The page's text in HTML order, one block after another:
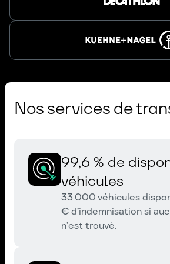
Nos services de
99,6 % de
véhicules
33 000 véhicules
€ d’indemnisation si
n’est trouvé.